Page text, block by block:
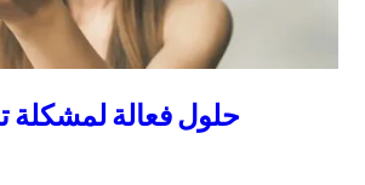
حلول فعالة لمشكلة